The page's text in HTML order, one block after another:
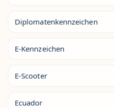
Diplomatenkennzeichen
E-Kennzeichen
E-Scooter
Ecuador